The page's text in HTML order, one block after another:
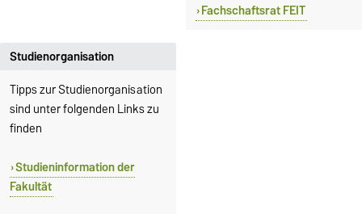
Fachschaftsrat FEIT
Studienorganisation
Tipps zur Studienorganisation
sind unter folgenden Links zu
finden
Studieninformation der
Fakultät